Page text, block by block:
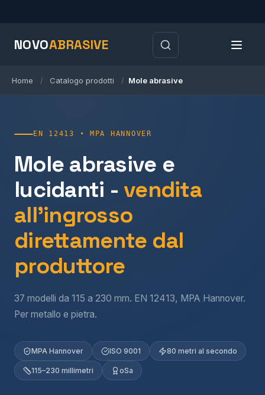
NOVOABRASIVE
Home / Catalogo prodotti / Mole abrasive
EN 12413 • MPA HANNOVER
Mole abrasive e
lucidanti -vendita
all'ingrosso
direttamente dal
produttore
37 modelli da 115 a 230 mm. EN 12413, MPA Hannover.
Per metallo e pietra.
MPA Hannover ISO 9001 80 metri al secondo
115–230 millimetri oSa